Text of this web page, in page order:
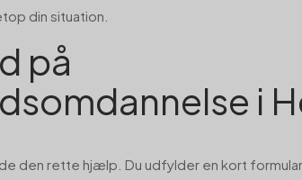
din situation.
på
i
den rette hjælp. Du udfylder en kort